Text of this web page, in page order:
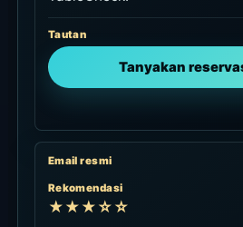
Tautan
Tanyakan
Email resmi
Rekomendasi
★★★☆☆